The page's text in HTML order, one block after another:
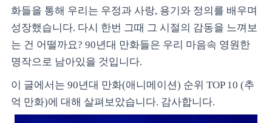
화들을 통해 우리는 우정과 사랑, 용기와 정의를 배우며
성장했습니다. 다시 한번 그때 그 시절의 감동을 느껴보
는 건 어떨까요? 90년대 만화들은 우리 마음속 영원한
명작으로 남아있을 것입니다.
이 글에서는 90년대 만화(애니메이션) 순위 TOP 10 (추
억 만화)에 대해 살펴보았습니다. 감사합니다.